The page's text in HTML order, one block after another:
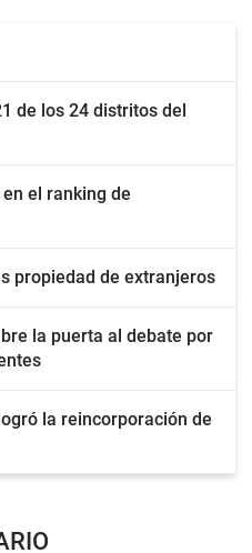
de los 24 distritos del
el ranking de
propiedad de extranjeros
la puerta al debate por
la reincorporación de